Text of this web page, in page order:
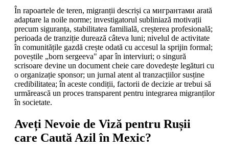
În rapoartele de teren, migranții descriși ca мигрантами arată
adaptare la noile norme; investigatorul subliniază motivații
precum siguranța, stabilitatea familială, creșterea profesională;
perioada de tranziție durează câteva luni; nivelul de activitate
în comunitățile gazdă crește odată cu accesul la sprijin formal;
poveștile „born sergeeva" apar în interviuri; o singură
scrisoare devine un document cheie care dovedește legături cu
o organizație sponsor; un jurnal atent al tranzacțiilor susține
credibilitatea; în aceste condiții, factorii de decizie ar trebui să
urmărească un proces transparent pentru integrarea migranților
în societate.
Aveți Nevoie de Viză pentru Rușii
care Caută Azil în Mexic?